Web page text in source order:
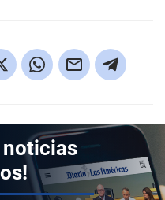
noticias